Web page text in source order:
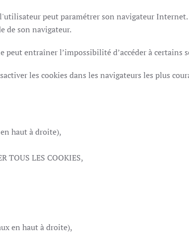
peut paramétrer son navigateur
de son navigateur.
entraîner l’impossibilité d’accéder à certains
les cookies dans les navigateurs les plus
haut à droite),
TOUS LES COOKIES,
en haut à droite),